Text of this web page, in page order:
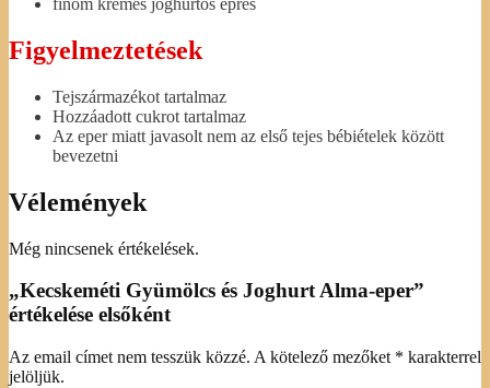
finom krémes joghurtos epres
Figyelmeztetések
Tejszármazékot tartalmaz
Hozzáadott cukrot tartalmaz
Az eper miatt javasolt nem az első tejes bébiételek között
bevezetni
Vélemények
Még nincsenek értékelések.
„Kecskeméti Gyümölcs és Joghurt Alma-eper”
értékelése elsőként
Az email címet nem tesszük közzé. A kötelező mezőket * karakterrel
jelöljük.